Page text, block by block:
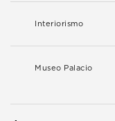
Interiorismo
Museo Palacio